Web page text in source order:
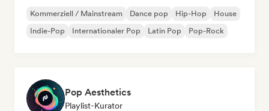
Kommerziell / Mainstream Dance pop Hip-Hop
House
Indie-Pop
Internationaler Pop Latin Pop Pop-Rock
Pop Aesthetics
Playlist-Kurator